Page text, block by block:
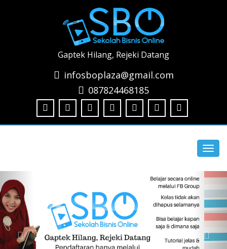
Gaptek Hilang, Rejeki Datang
infosboplaza@gmail.com
087824468185